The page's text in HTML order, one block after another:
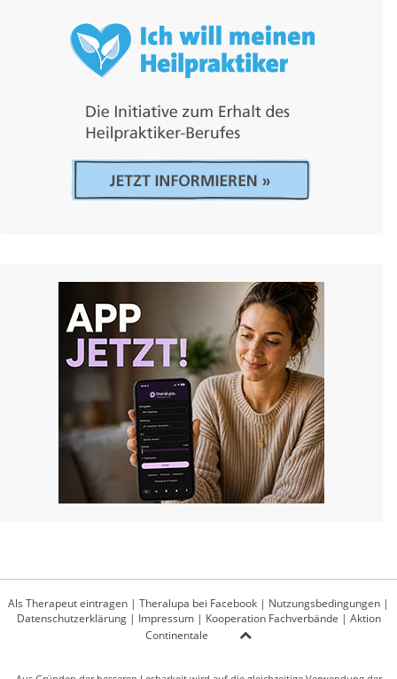
Als Therapeut eintragen | Theralupa bei Facebook | Nutzungsbedingungen |
Datenschutzerklärung| Impressum| Kooperation Fachverbände | Aktion
Continentale